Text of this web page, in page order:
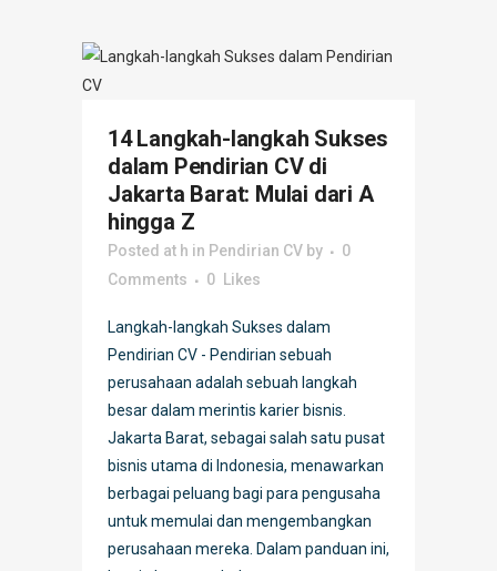
14 Langkah-langkah Sukses
dalam Pendirian CV di
Jakarta Barat: Mulai dari A
hingga Z
Posted at h in Pendirian CV by
0
Comments
0 Likes
Langkah-langkah Sukses dalam
Pendirian CV - Pendirian sebuah
perusahaan adalah sebuah langkah
besar dalam merintis karier bisnis.
Jakarta Barat, sebagai salah satu pusat
bisnis utama di Indonesia, menawarkan
berbagai peluang bagi para pengusaha
untuk memulai dan mengembangkan
perusahaan mereka. Dalam panduan ini,